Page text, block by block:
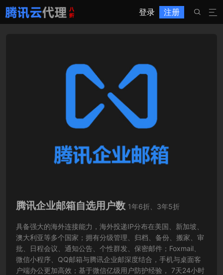
登录 注册 

腾讯企业邮箱自选用户数 1年6折、3年5折
具备强大的海外连接能力，海外投递IP分布在美国、新加坡、
澳大利亚等多个国家；拥有分级管理、归档、备份、搬家、审
批、日程会议、通知公告、个性群发、保密邮件；Foxmail、
微信小程序、QQ邮箱与腾讯企业邮深度结合，手机与桌面客
户端办公更加高效；基于微信亿级用户防护经验， 7天24小时